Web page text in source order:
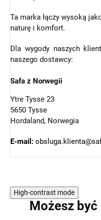
Ta marka łączy wysoką
naturę i komfort.
Dla wygody naszych
naszego dostawcy:
Safa z Norwegii
Ytre Tysse 23
5650 Tysse
Hordaland, Norwegia
E-mail:
High-contrast mode
Możesz